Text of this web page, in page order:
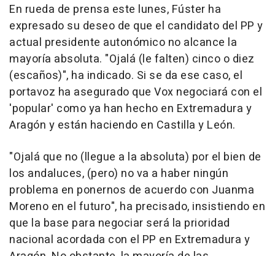
En rueda de prensa este lunes, Fúster ha
expresado su deseo de que el candidato del PP y
actual presidente autonómico no alcance la
mayoría absoluta. "Ojalá (le falten) cinco o diez
(escaños)", ha indicado. Si se da ese caso, el
portavoz ha asegurado que Vox negociará con el
'popular' como ya han hecho en Extremadura y
Aragón y están haciendo en Castilla y León.
"Ojalá que no (llegue a la absoluta) por el bien de
los andaluces, (pero) no va a haber ningún
problema en ponernos de acuerdo con Juanma
Moreno en el futuro", ha precisado, insistiendo en
que la base para negociar será la prioridad
nacional acordada con el PP en Extremadura y